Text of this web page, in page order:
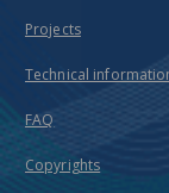
Projects
Technical
FAQ
Copyrights